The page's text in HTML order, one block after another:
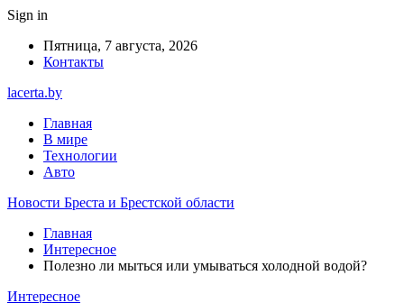
Sign in
Пятница, 7 августа, 2026
Контакты
lacerta.by
Главная
В мире
Технологии
Авто
Новости Бреста и Брестской области
Главная
Интересное
Полезно ли мыться или умываться холодной водой?
Интересное